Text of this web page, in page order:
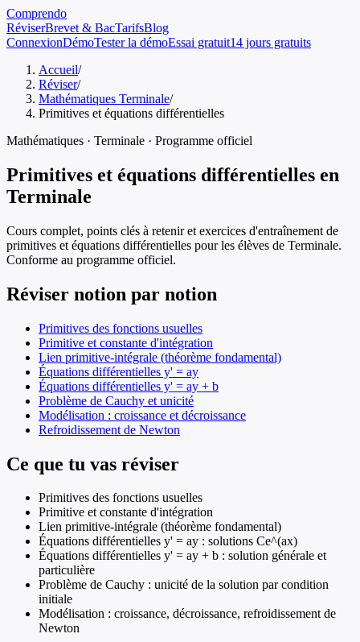
Comprendo
RéviserBrevet & BacTarifsBlog
ConnexionDémoTester la démoEssai gratuit14 jours gratuits
Accueil/
Réviser/
Mathématiques Terminale/
Primitives et équations différentielles
Mathématiques · Terminale · Programme officiel
Primitives et équations différentielles en
Terminale
Cours complet, points clés à retenir et exercices d'entraînement de
primitives et équations différentielles pour les élèves de Terminale.
Conforme au programme officiel.
Réviser notion par notion
Primitives des fonctions usuelles
Primitive et constante d'intégration
Lien primitive-intégrale (théorème fondamental)
Équations différentielles y' = ay
Équations différentielles y' = ay + b
Problème de Cauchy et unicité
Modélisation : croissance et décroissance
Refroidissement de Newton
Ce que tu vas réviser
Primitives des fonctions usuelles
Primitive et constante d'intégration
Lien primitive-intégrale (théorème fondamental)
Équations différentielles y' = ay : solutions Ce^(ax)
Équations différentielles y' = ay + b : solution générale et
particulière
Problème de Cauchy : unicité de la solution par condition
initiale
Modélisation : croissance, décroissance, refroidissement de
Newton